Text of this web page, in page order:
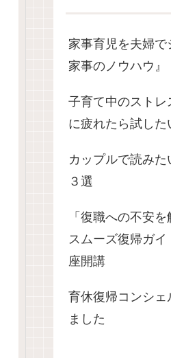
家事育児を夫婦
家事のノウハウ』
子育て中のストレ
に疲れたら試した
カップルで読み
３選
「復職への不安
スムーズ復帰ガ
座開講
育休復帰コンシェ
ました